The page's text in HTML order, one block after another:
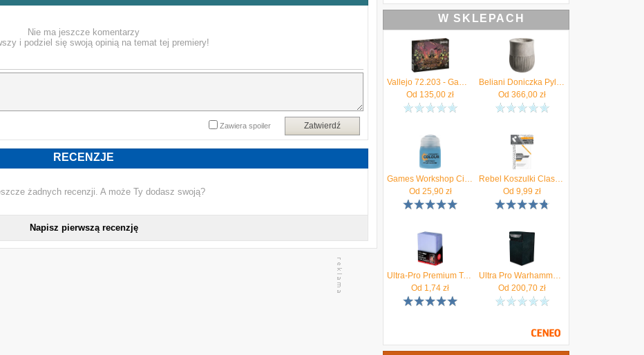
Nie ma jeszcze komentarzy
i podziel się swoją opinią na temat tej premiery!
Zatwierdź
Zawiera spoiler
RECENZJE
żadnych recenzji. A może Ty dodasz swoją?
Napisz pierwszą recenzję
W SKLEPACH
Vallejo 72.203 - Game Color - Fantasy Paint Set by Squidmar
Od 135,00 zł
Beliani Doniczka Pylaros 36cm Szary
Od 366,00 zł
Games Workshop Citadel Contrast 29-58 Pylar Glacier 18ml
Od 25,90zł
Rebel Koszulki Classic Card Game Premium (63,5x88mm) 100szt.
Od 9,99 zł
Ultra-Pro Premium Toploader 3x4 cali 25szt.
Od 1,74 zł
Ultra Pro Warhammer 40,000 - Dice Tower - Universal
Od 200,70 zł